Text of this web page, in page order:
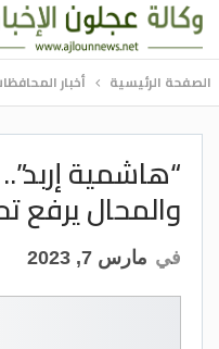
الصفحة الرئيسية أخبار
“هاشمية
والمحال يرفع
في مارس 7, 2023